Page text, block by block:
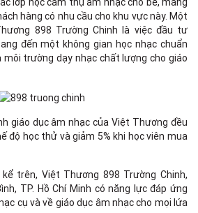
hàng có nhu cầu cho khu vực này. Một
898 Trường Chinh là việc đầu tư
đến một không gian học nhạc chuẩn
môi trường dạy nhạc chất lượng cho giáo
giáo dục âm nhạc của Việt Thương đều
độ học thử và giảm 5% khi học viên mua
trên, Việt Thương 898 Trường Chinh,
TP. Hồ Chí Minh có năng lực đáp ứng
cụ và về giáo dục âm nhạc cho mọi lứa